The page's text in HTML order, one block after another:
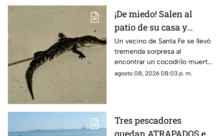
¡De miedo! Salen al
patio de su casa y
encuentran un
cocodrilo SIN VIDA;
pasó en Santa Fe
Un vecino de Santa Fe se llevó
tremenda sorpresa al
encontrar un cocodrilo muerto
en el patio de su casa sin que
agosto 08, 2026 08:03 p. m.
Tres pescadores